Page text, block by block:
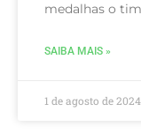
medalhas o
SAIBA MAIS »
1 de agosto de 2024